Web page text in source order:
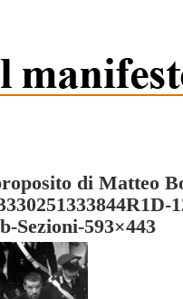
di Matteo
Sezioni-593×443